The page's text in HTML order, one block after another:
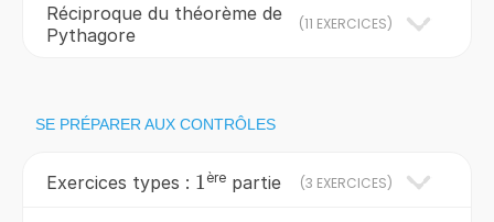
Réciproque du théorème de
Pythagore
(11 EXERCICES)
SE PRÉPARER AUX CONTRÔLES
Exercices types : 1
1 ère partie (3 EXERCICES)